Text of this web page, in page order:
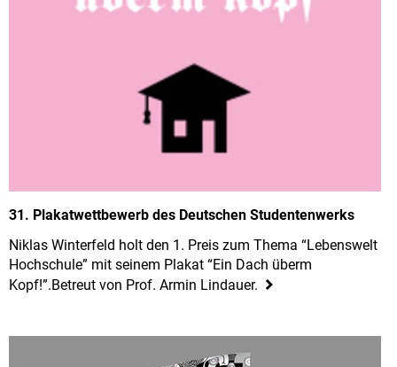
31. Plakatwettbewerb des Deutschen Studentenwerks
Niklas Winterfeld holt den 1. Preis zum Thema “Lebenswelt
Hochschule” mit seinem Plakat “Ein Dach überm
Kopf!”.Betreut von Prof. Armin Lindauer.